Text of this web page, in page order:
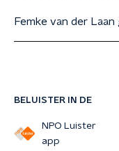
BELUISTER IN DE
NPO Luister
app
Femke van der